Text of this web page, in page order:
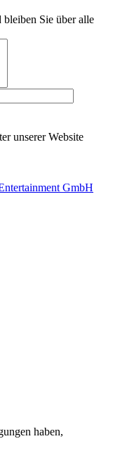
Sie über alle
unserer Website
haben,